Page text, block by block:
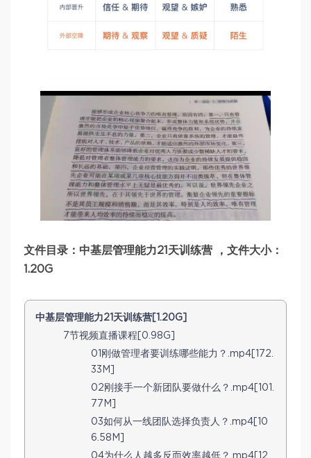
文件目录：中基层管理能力21天训练营 ，文件大小：
1.20G
中基层管理能力21天训练营[1.20G]
7节视频直播课程[0.98G]
01刚做管理者要训练哪些能力？.mp4[172.
33M]
02刚接手一个新团队要做什么？.mp4[101.
77M]
03如何从一线团队选择负责人？.mp4[10
6.58M]
04为什么人越多反而效率越低？.mp4[12